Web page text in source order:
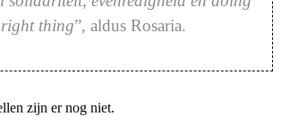
thing”, aldus Rosaria.
zijn er nog niet.